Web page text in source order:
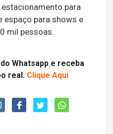
para
espaço para shows e
mil pessoas.
Whatsapp e receba
real. Clique Aqui